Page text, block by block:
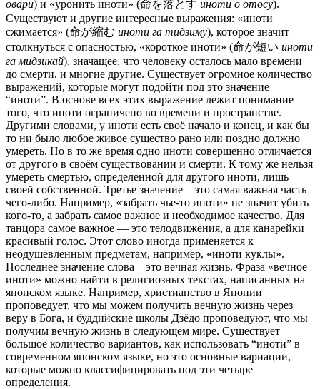
овари) и «уронить иноти» (命を落とす иноти о отосу).
Существуют и другие интересные выражения: «иноти
сжимается» (命が縮む иноти га тидзиму), которое значит
столкнуться с опасностью, «короткое иноти» (命が短い иноти
га мидзикай), значащее, что человеку осталось мало времени
до смерти, и многие другие. Существует огромное количество
выражений, которые могут подойти под это значение
“иноти”. В основе всех этих выражение лежит понимание
того, что иноти ограничено во времени и пространстве.
Другими словами, у иноти есть своё начало и конец, и как бы
то ни было любое живое существо рано или поздно должно
умереть. Но в то же время одно иноти совершенно отличается
от другого в своём существовании и смерти. К тому же нельзя
умереть смертью, определенной для другого иноти, лишь
своей собственной. Третье значение – это самая важная часть
чего-либо. Например, «забрать чье-то иноти» не значит убить
кого-то, а забрать самое важное и необходимое качество. Для
танцора самое важное — это телодвижения, а для канарейки
красивый голос. Этот слово иногда применяется к
неодушевленным предметам, например, «иноти куклы».
Последнее значение слова – это вечная жизнь. Фраза «вечное
иноти» можно найти в религиозных текстах, написанных на
японском языке. Например, христианство в Японии
проповедует, что мы можем получить вечную жизнь через
веру в Бога, и буддийские школы Дзёдо проповедуют, что мы
получим вечную жизнь в следующем мире. Существует
большое количество вариантов, как использовать “иноти” в
современном японском языке, но это основные вариации,
которые можно классифицировать под эти четыре
определения.